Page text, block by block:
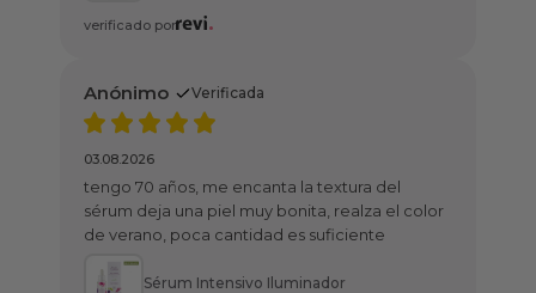
encanta la textura del
muy bonita, realza el color
cantidad es suficiente
Iluminador